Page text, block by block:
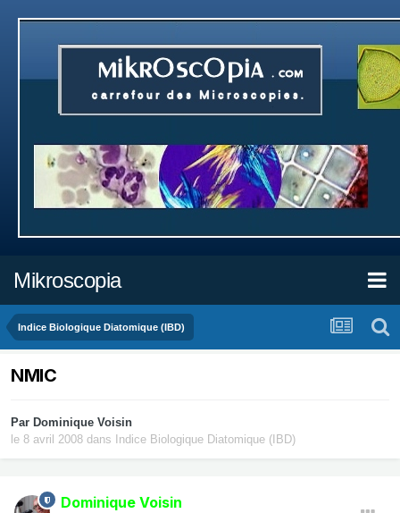
Mikroscopia
Indice Biologique Diatomique (IBD)
NMIC
Par Dominique Voisin
le 8 avril 2008 dans Indice Biologique Diatomique (IBD)
Dominique Voisin